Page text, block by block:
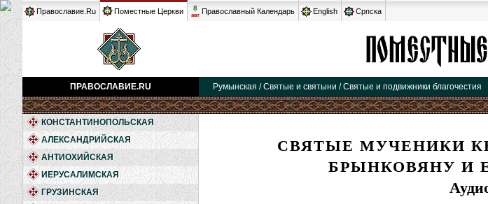
Православие.Ru Поместные Церкви 8
авг Православный Календарь English Српска
ПРАВОСЛАВИЕ.RU Румынская / Святые и святыни / Святые и подвижники благочестия
КОНСТАНТИНОПОЛЬСКАЯ
АЛЕКСАНДРИЙСКАЯ
АНТИОХИЙСКАЯ
ИЕРУСАЛИМСКАЯ
ГРУЗИНСКАЯ
СВЯТЫЕ МУЧЕНИКИ
БРЫНКОВЯНУ И